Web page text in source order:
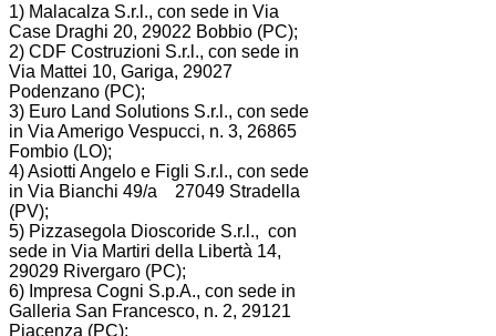
1) Malacalza S.r.l., con sede in Via
Case Draghi 20, 29022 Bobbio (PC);
2) CDF Costruzioni S.r.l., con sede in
Via Mattei 10, Gariga, 29027
Podenzano (PC);
3) Euro Land Solutions S.r.l., con sede
in Via Amerigo Vespucci, n. 3, 26865
Fombio (LO);
4) Asiotti Angelo e Figli S.r.l., con sede
in Via Bianchi 49/a 27049 Stradella
(PV);
5) Pizzasegola Dioscoride S.r.l., con
sede in Via Martiri della Libertà 14,
29029 Rivergaro (PC);
6) Impresa Cogni S.p.A., con sede in
Galleria San Francesco, n. 2, 29121
Piacenza (PC);